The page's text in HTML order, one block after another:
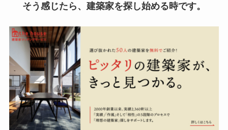
そう感じたら、建築家を探し始める時です。